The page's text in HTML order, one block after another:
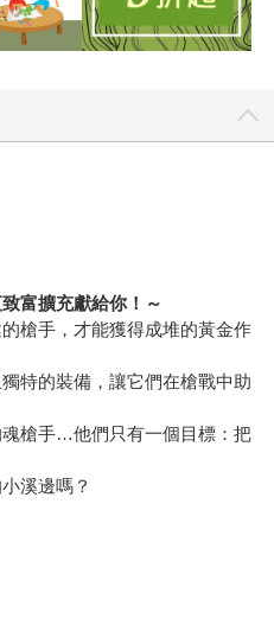
富擴充獻給你！～
槍手，才能獲得成堆的黃金作
特的裝備，讓它們在槍戰中助
槍手…他們只有一個目標：把
溪邊嗎？